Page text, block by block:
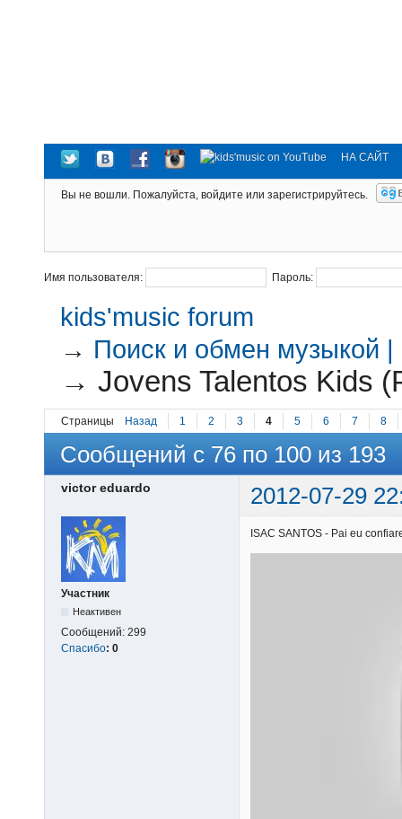
НА САЙТ
Вы не вошли. Пожалуйста, войдите или зарегистрируйтесь.
Имя пользователя: Пароль:
kids'music forum
→ Поиск и обмен музыкой
→Jovens Talentos Kids
Страницы Назад 1 2 3 4 5 6 7 8
Сообщений с 76 по 100 из 193
victor eduardo 2012-07-29
Участник
Неактивен
Сообщений: 299
Спасибо: 0
ISAC SANTOS - Pai eu